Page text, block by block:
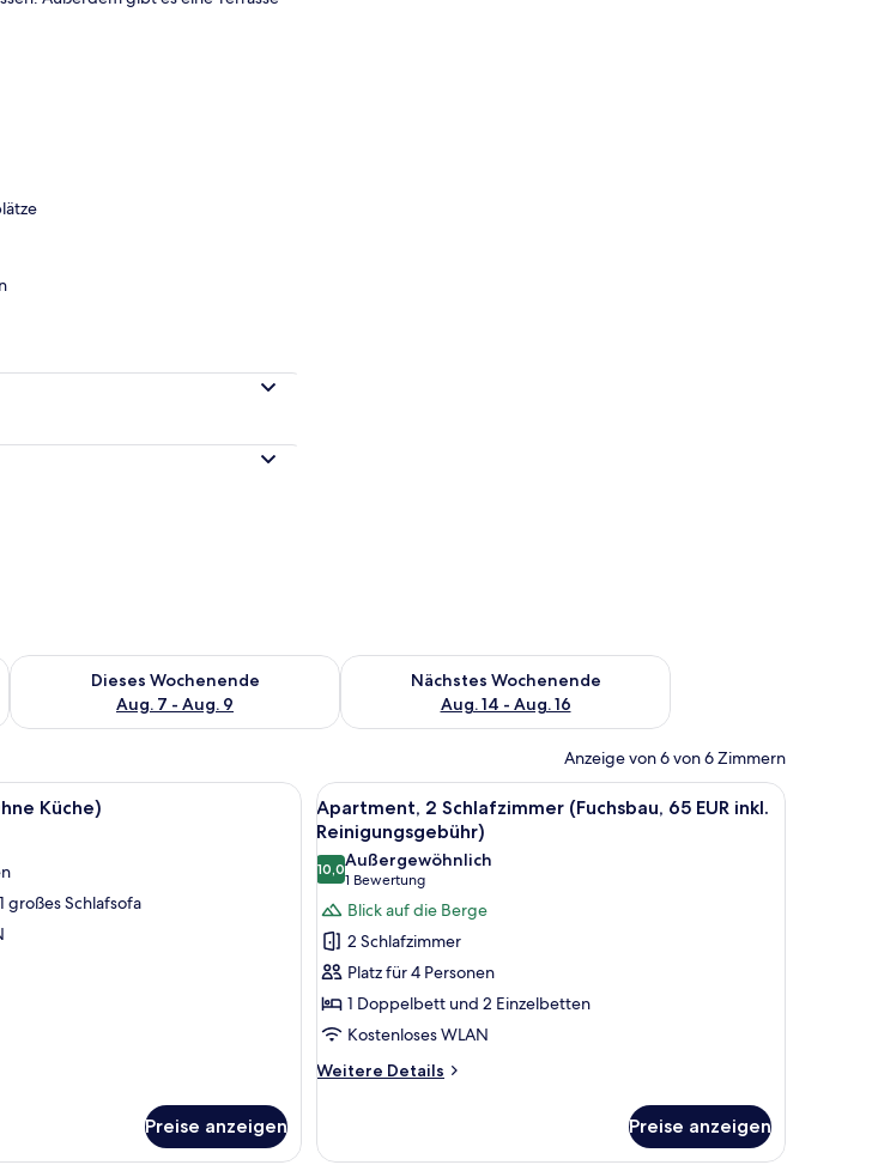
Aug. 8 - Aug. 9.
Dieses Wochenende
Aug. 7 - Aug. 9
Überprüfe die Verfügbarkeit für dieses Wochenende, Aug. 7 - Aug. 9.
Nächstes Wochenende
Aug. 14 - Aug. 16
Überprüfe die Verfügbarkeit für nächstes Wochenende, Aug.
Anzeige von 6 von 6 Zimmern
und großen Fenstern.
Ein Schlafzimmer mit Holzwandverkleidung, einem Bett, zwei Nachttischen, einem Heizkörper und einer
Küche)
großes Schlafsofa
Preise anzeigen
Alle
Fotos
für
Apartment,
2
Schlafzimmer
(Fuchsbau,
65
EUR
inkl.
Reinigungsgebühr)
Ein gemütliches Zimmer mit einer
9
Apartment, 2 Schlafzimmer (Fuchsbau, 65 EUR inkl.
Reinigungsgebühr)
10,010,0 von 10
Außergewöhnlich
1 Bewertung
(1
Bewertung)
Blick auf die Berge
2 Schlafzimmer
Platz für 4 Personen
1 Doppelbett und 2 Einzelbetten
Kostenloses WLAN
Weitere Details
Weitere
2
Preise anzeigen